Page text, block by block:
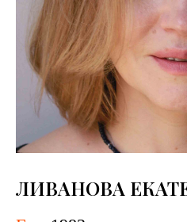
ЛИВАНОВА